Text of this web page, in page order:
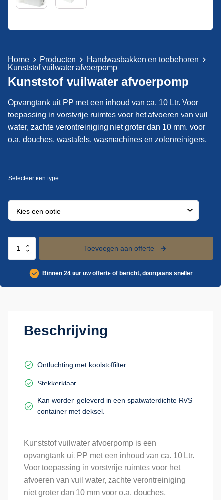
Home Producten
Handwasbakken en toebehoren
Kunststof vuilwater afvoerpomp
Kunststof vuilwater afvoerpomp
Opvangtank uit PP met een inhoud van ca. 10 Ltr. Voor
toepassing in vorstvrije ruimtes voor het afvoeren van vuil
water, zachte verontreiniging niet groter dan 10 mm. voor
o.a. douches, wastafels, wasmachines en zolenreinigers.
Kunststof
Toevoegen aan offerte
Binnen 24 uur uw offerte of bericht, doorgaans sneller
Beschrijving
Ontluchting met koolstoffilter
Stekkerklaar
Kan worden geleverd in een spatwaterdichte RVS
container met deksel.
Kunststof vuilwater afvoerpomp is een
opvangtank uit PP met een inhoud van ca. 10 Ltr.
Voor toepassing in vorstvrije ruimtes voor het
afvoeren van vuil water, zachte verontreiniging
niet groter dan 10 mm voor o.a. douches,